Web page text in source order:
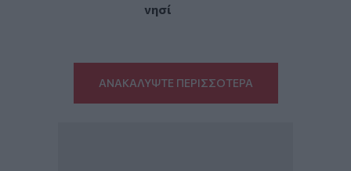
νησί
ΑΝΑΚΑΛΥΨΤΕ ΠΕΡΙΣΣΟΤΕΡΑ